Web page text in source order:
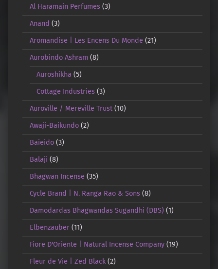
Al Haramain Perfumes(3)
Anand (3)
Aromandise | Les Encens Du Monde (21)
Aurobindo Ashram (8)
Auroshikha (5)
Cottage Industries (3)
Auroville / Mereville Trust(10)
Awaji-Baikundo(2)
Baieido(3)
Balaji (8)
Bhagwan Incense (35)
Cycle Brand | N. Ranga Rao & Sons(8)
Damodardas Bhagwandas Sugandhi (DBS) (1)
Elbenzauber(11)
Fiore D'Oriente | Natural Incense Company(19)
Fleur de Vie | Zed Black(2)